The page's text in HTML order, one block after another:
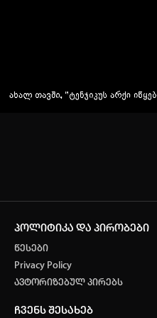
პოლიტიკა და პირობები
წესები
Privacy Policy
ავტორიზებულ პირებს
ჩვენს შესახებ